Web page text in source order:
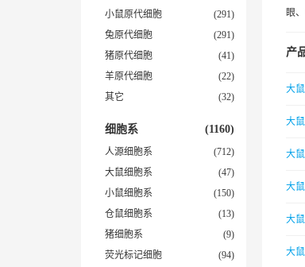
小鼠原代细胞
(291)
兔原代细胞
(291)
猪原代细胞
(41)
羊原代细胞
(22)
其它
(32)
细胞系 (1160)
人源细胞系
(712)
大鼠细胞系
(47)
小鼠细胞系
(150)
仓鼠细胞系
(13)
猪细胞系
(9)
荧光标记细胞
(94)
眼
产
大
大
大
大
大
大